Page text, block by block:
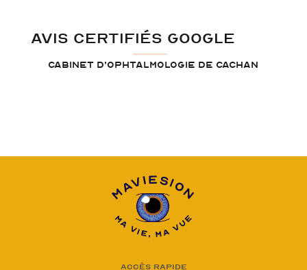
AVIS CERTIFIÉS GOOGLE
Cabinet d’ophtalmologie de Cachan
Accès rapide